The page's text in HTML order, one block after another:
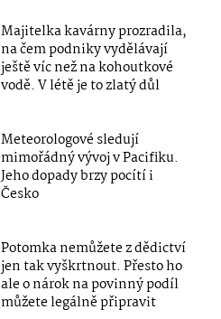
Majitelka kavárny prozradila,
na čem podniky vydělávají
ještě víc než na kohoutkové
vodě. V létě je to zlatý důl
Meteorologové sledují
mimořádný vývoj v Pacifiku.
Jeho dopady brzy pocítí i
Česko
Potomka nemůžete z dědictví
jen tak vyškrtnout. Přesto ho
ale o nárok na povinný podíl
můžete legálně připravit